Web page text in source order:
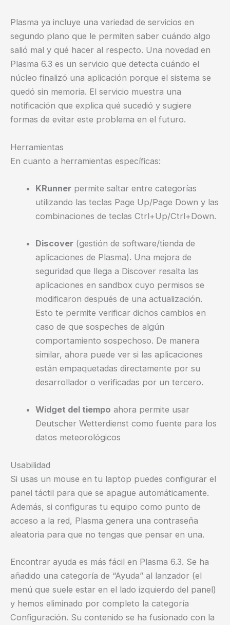
Plasma ya incluye una variedad de servicios en
segundo plano que le permiten saber cuándo algo
salió mal y qué hacer al respecto. Una novedad en
Plasma 6.3 es un servicio que detecta cuándo el
núcleo finalizó una aplicación porque el sistema se
quedó sin memoria. El servicio muestra una
notificación que explica qué sucedió y sugiere
formas de evitar este problema en el futuro.
Herramientas
En cuanto a herramientas específicas:
KRunner permite saltar entre categorías
utilizando las teclas Page Up/Page Down y las
combinaciones de teclas Ctrl+Up/Ctrl+Down.
Discover (gestión de software/tienda de
aplicaciones de Plasma). Una mejora de
seguridad que llega a Discover resalta las
aplicaciones en sandbox cuyo permisos se
modificaron después de una actualización.
Esto te permite verificar dichos cambios en
caso de que sospeches de algún
comportamiento sospechoso. De manera
similar, ahora puede ver si las aplicaciones
están empaquetadas directamente por su
desarrollador o verificadas por un tercero.
Widget del tiempo ahora permite usar
Deutscher Wetterdienst como fuente para los
datos meteorológicos
Usabilidad
Si usas un mouse en tu laptop puedes configurar el
panel táctil para que se apague automáticamente.
Además, si configuras tu equipo como punto de
acceso a la red, Plasma genera una contraseña
aleatoria para que no tengas que pensar en una.
Encontrar ayuda es más fácil en Plasma 6.3. Se ha
añadido una categoría de “Ayuda” al lanzador (el
menú que suele estar en el lado izquierdo del panel)
y hemos eliminado por completo la categoría
Configuración. Su contenido se ha fusionado con la